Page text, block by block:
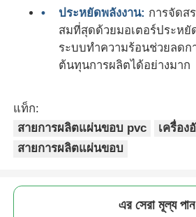
ประหยัดพลังงาน: การจัดส
สมที่สุดด้วยมอเตอร์ประหยั
ระบบทำความร้อนช่วยลดก
ต้นทุนการผลิตได้อย่างมาก
แท็ก:
สายการผลิตแผ่นขอบ pvc
เครื่อ
สายการผลิตแผ่นขอบ
এর সেরা মূল্য পান